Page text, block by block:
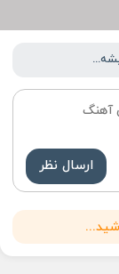
ارسال نظر